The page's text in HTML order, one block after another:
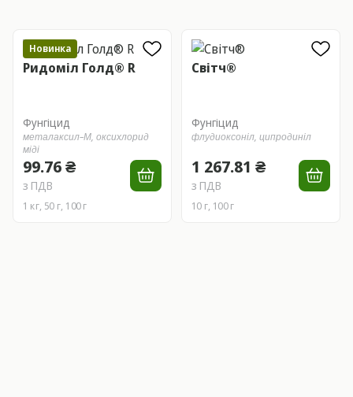
Новинка
Ридоміл Голд® R
Фунгіцид
металаксил–М, оксихлорид
міді
99.76 ₴
з ПДВ
1 кг, 50 г, 100 г
Світч®
Фунгіцид
флудиоксоніл, ципродиніл
1 267.81 ₴
з ПДВ
10 г, 100 г